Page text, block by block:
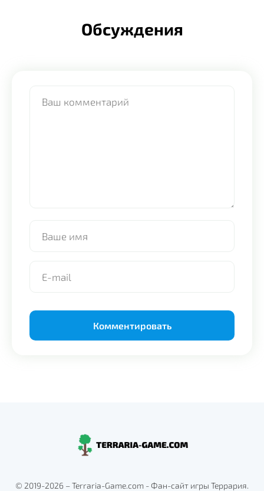
Обсуждения
© 2019-2026 – Terraria-Game.com - Фан-сайт игры Террария.